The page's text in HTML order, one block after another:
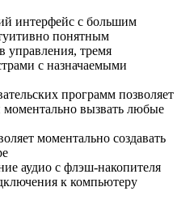
интерфейс с большим
понятным
управления, тремя
с назначаемыми
программ позволяет
моментально вызвать любые
моментально создавать
аудио с флэш-накопителя
к компьютеру